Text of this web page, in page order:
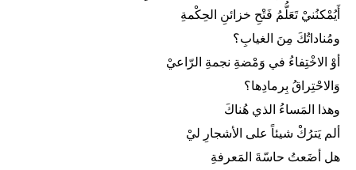
أَيُمْكنُنيْ تَعَلُّمُ فَتْحِ خزائنِ الحِكْمةِ
ومُناداتُكَ مِنَ الغيابِ؟
أوْ الاخْتِفاءُ في وَمْضةِ نجمةِ الرّاعيْ
وَالاحْتِراقُ بِرمادِها؟
وهذا المَساءُ الذي هُناكَ
ألم يَترُكْ شيئاً على الأشجارِ ليْ
هل أضَعتُ حاسّةَ المَعرفةِ